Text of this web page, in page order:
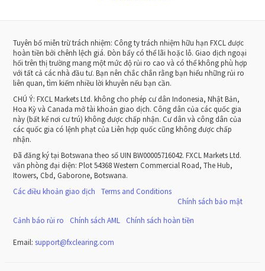
Tuyên bố miễn trừ trách nhiệm: Công ty trách nhiệm hữu hạn FXCL được
hoàn tiền bởi chênh lệch giá. Đòn bẩy có thể lãi hoặc lỗ. Giao dịch ngoại
hối trên thị trường mang một mức độ rủi ro cao và có thể không phù hợp
với tất cả các nhà đầu tư. Bạn nên chắc chắn rằng bạn hiểu những rủi ro
liên quan, tìm kiếm nhiều lời khuyên nếu bạn cần.
CHÚ Ý: FXCL Markets Ltd. không cho phép cư dân Indonesia, Nhật Bản,
Hoa Kỳ và Canada mở tài khoản giao dịch. Công dân của các quốc gia
này (bất kể nơi cư trú) không được chấp nhận. Cư dân và công dân của
các quốc gia có lệnh phạt của Liên hợp quốc cũng không được chấp
nhận.
Đã đăng ký tại Botswana theo số UIN BW00005716042. FXCL Markets Ltd.
văn phòng đại diện: Plot 54368 Western Commercial Road, The Hub,
Itowers, Cbd, Gaborone, Botswana.
Các điều khoản giao dịch
Terms and Conditions
Chính sách bảo mật
Cảnh báo rủi ro
Chính sách AML Chính sách hoàn tiền
Email:support@fxclearing.com